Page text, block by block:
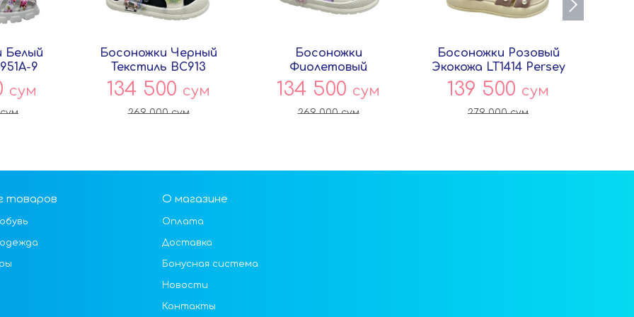
Белый
9
сум
сум
Босоножки Черный
Текстиль BC913
Persey
134 500 сум
269 000сум
Босоножки
Фиолетовый
Текстиль AE3115
Persey
134 500 сум
269 000сум
Босоножки Розовый
Экокожа LT1414 Persey
139 500 сум
279 000сум
товаров О магазине
Оплата
Доставка
Бонусная система
Новости
Контакты